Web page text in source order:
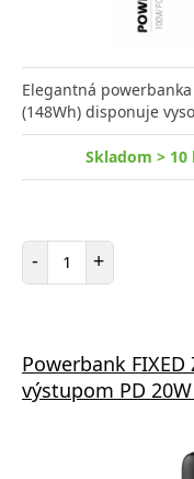
Elegantná powerbanka
(148Wh) disponuje
Skladom > 10
- Počet položiek
+
Powerbank
výstupom PD